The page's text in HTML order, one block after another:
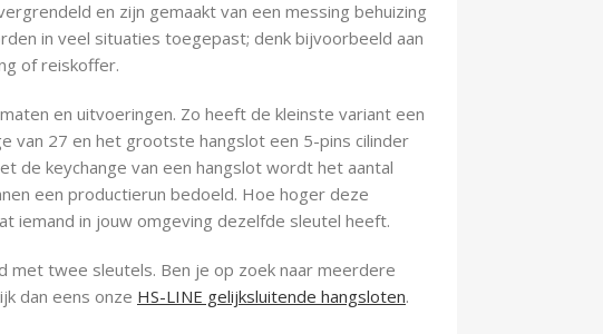
en zijn gemaakt van een messing behuizing
in veel situaties toegepast; denk bijvoorbeeld aan
of reiskoffer.
en uitvoeringen. Zo heeft de kleinste variant een
van 27 en het grootste hangslot een 5-pins cilinder
de keychange van een hangslot wordt het aantal
een productierun bedoeld. Hoe hoger deze
iemand in jouw omgeving dezelfde sleutel heeft.
met twee sleutels. Ben je op zoek naar meerdere
dan eens onze HS-LINE gelijksluitende hangsloten.